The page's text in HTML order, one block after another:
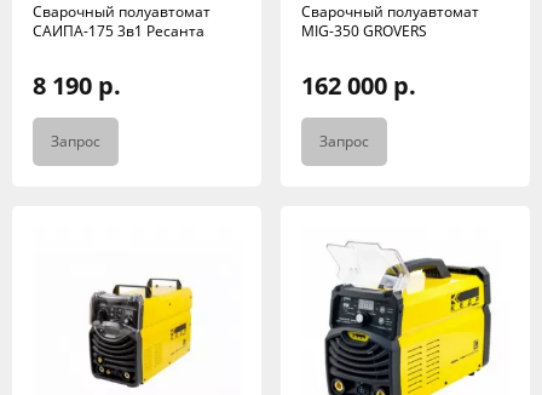
Сварочный полуавтомат
САИПА-175 3в1 Ресанта
8 190 р.
Запрос
Сварочный полуавтомат
MIG-350 GROVERS
162 000 р.
Запрос